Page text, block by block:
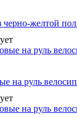
черно-желтой
на руль